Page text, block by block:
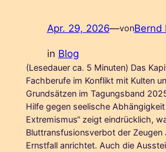
Apr. 29, 2026—vonBernd
in Blog
(Lesedauer ca. 5 Minuten) Das
Fachberufe im Konflikt mit Kulten
Grundsätzen im Tagungsband
Hilfe gegen seelische
Extremismus“ zeigt eindrücklich,
Bluttransfusionsverbot der Zeugen
Ernstfall anrichtet. Auch die